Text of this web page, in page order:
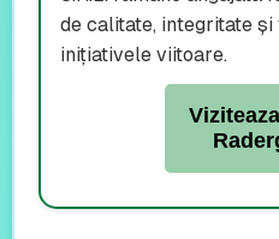
de calitate, integritate
inițiativele viitoare.